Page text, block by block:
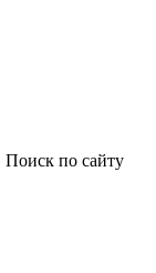
Поиск по сайту